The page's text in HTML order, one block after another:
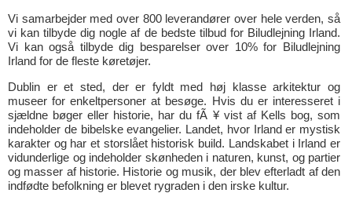
Vi samarbejder med over 800 leverandører over hele verden, så
vi kan tilbyde dig nogle af de bedste tilbud for Biludlejning Irland.
Vi kan også tilbyde dig besparelser over 10% for Biludlejning
Irland for de fleste køretøjer.
Dublin er et sted, der er fyldt med høj klasse arkitektur og
museer for enkeltpersoner at besøge. Hvis du er interesseret i
sjældne bøger eller historie, har du fÃ ¥ vist af Kells bog, som
indeholder de bibelske evangelier. Landet, hvor Irland er mystisk
karakter og har et storslået historisk build. Landskabet i Irland er
vidunderlige og indeholder skønheden i naturen, kunst, og partier
og masser af historie. Historie og musik, der blev efterladt af den
indfødte befolkning er blevet rygraden i den irske kultur.